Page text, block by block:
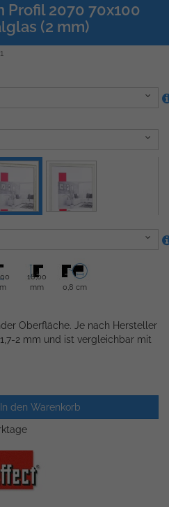
Profil 2070 70x100
(2 mm)
18,00
mm
0,8 cm
Oberfläche. Je nach Hersteller
2 mm und ist vergleichbar mit
den Warenkorb